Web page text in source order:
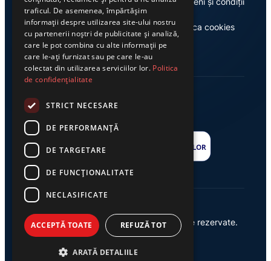
Casa de editură Exclusiv Politica cookies
© 2026 Ziarul Exclusiv – Toate drepturile rezervate.
Powered by {AW}
traficul. De asemenea, împărtășim
informații despre utilizarea site-ului nostru
cu partenerii noștri de publicitate și analiză,
care le pot combina cu alte informații pe
care le-ați furnizat sau pe care le-au
colectat din utilizarea serviciilor lor. Politica
de confidențialitate
STRICT NECESARE
DE PERFORMANȚĂ
DE TARGETARE
DE FUNCŢIONALITATE
NECLASIFICATE
ACCEPTĂ TOATE REFUZĂ TOT
ARATĂ DETALIILE